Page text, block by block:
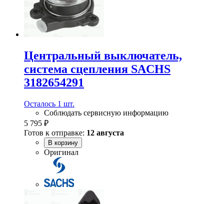
Центральный выключатель,
система сцепления SACHS
3182654291
Осталось 1 шт.
Соблюдать сервисную информацию
5 795 ₽
Готов к отправке: 12 августа
В корзину
Оригинал